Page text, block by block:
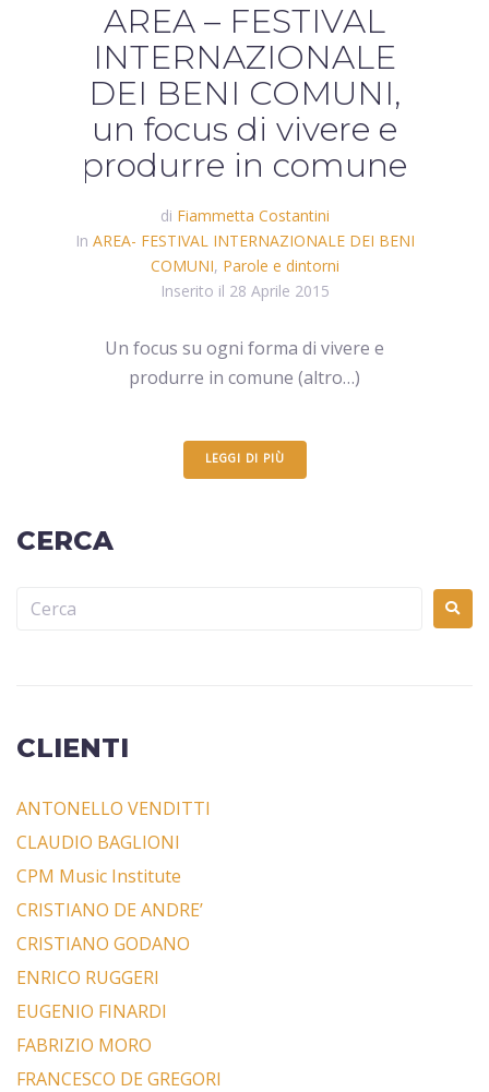
AREA – FESTIVAL
INTERNAZIONALE
DEI BENI COMUNI,
un focus di vivere e
produrre in comune
di Fiammetta Costantini
In AREA- FESTIVAL INTERNAZIONALE DEI BENI
COMUNI, Parole e dintorni
Inserito il 28 Aprile 2015
Un focus su ogni forma di vivere e
produrre in comune (altro…)
LEGGI DI PIÙ
CERCA
CLIENTI
ANTONELLO VENDITTI
CLAUDIO BAGLIONI
CPM Music Institute
CRISTIANO DE ANDRE’
CRISTIANO GODANO
ENRICO RUGGERI
EUGENIO FINARDI
FABRIZIO MORO
FRANCESCO DE GREGORI